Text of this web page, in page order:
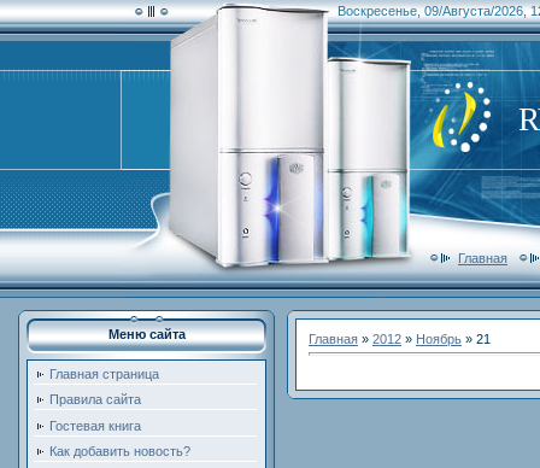
Воскресенье, 09/Августа/2026,
Главная
Меню сайта
Главная страница
Правила сайта
Гостевая книга
Как добавить новость?
Главная » 2012 » Ноябрь » 21